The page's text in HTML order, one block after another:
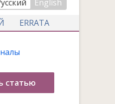
English
ERRATA
статью